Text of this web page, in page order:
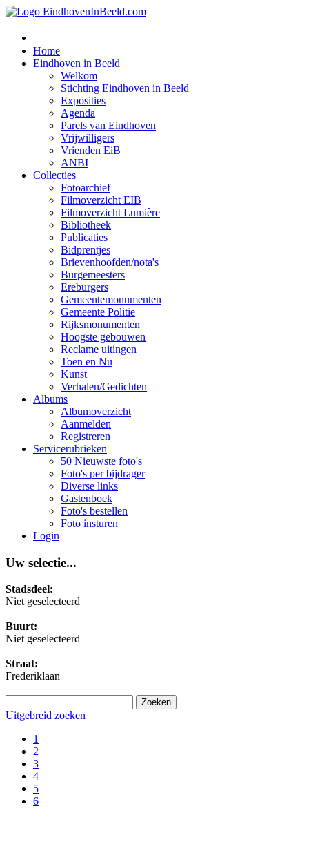
Home
Eindhoven in Beeld
Welkom
Stichting Eindhoven in Beeld
Exposities
Agenda
Parels van Eindhoven
Vrijwilligers
Vrienden EiB
ANBI
Collecties
Fotoarchief
Filmoverzicht EIB
Filmoverzicht Lumière
Bibliotheek
Publicaties
Bidprentjes
Brievenhoofden/nota's
Burgemeesters
Ereburgers
Gemeentemonumenten
Gemeente Politie
Rijksmonumenten
Hoogste gebouwen
Reclame uitingen
Toen en Nu
Kunst
Verhalen/Gedichten
Albums
Albumoverzicht
Aanmelden
Registreren
Servicerubrieken
50 Nieuwste foto's
Foto's per bijdrager
Diverse links
Gastenboek
Foto's bestellen
Foto insturen
Login
Uw selectie...
Stadsdeel:
Niet geselecteerd
Buurt:
Niet geselecteerd
Straat:
Frederiklaan
Uitgebreid zoeken
1
2
3
4
5
6